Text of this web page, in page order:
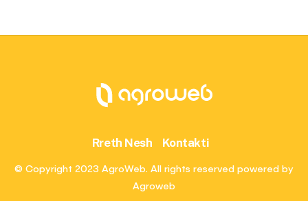
Rreth Nesh Kontakti
© Copyright 2023 AgroWeb. All rights reserved powered by
Agroweb